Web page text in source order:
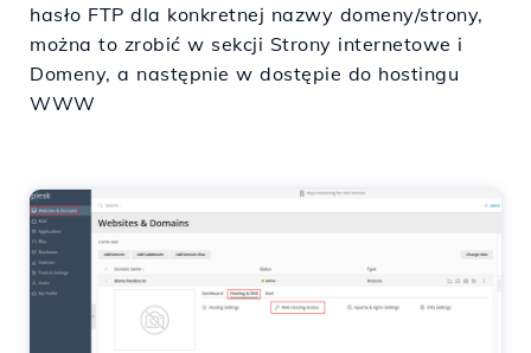
hasło FTP dla konkretnej nazwy domeny/strony,
można to zrobić w sekcji Strony internetowe i
Domeny, a następnie w dostępie do hostingu
WWW